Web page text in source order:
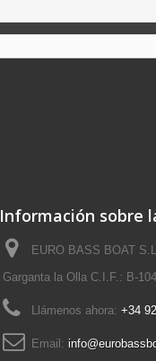
Información sobre
EURO BASS BOAT
Garganta la Olla C.I.F.: B-
Llámenos ahora: +34
Email: